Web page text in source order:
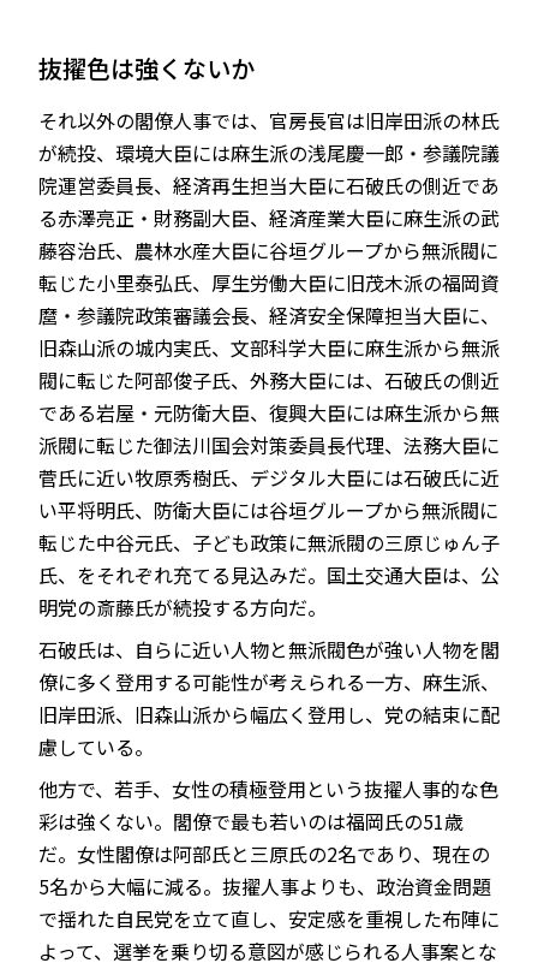
抜擢色は強くないか
それ以外の閣僚人事では、官房長官は旧岸田派の林氏
が続投、環境大臣には麻生派の浅尾慶一郎・参議院議
院運営委員長、経済再生担当大臣に石破氏の側近であ
る赤澤亮正・財務副大臣、経済産業大臣に麻生派の武
藤容治氏、農林水産大臣に谷垣グループから無派閥に
転じた小里泰弘氏、厚生労働大臣に旧茂木派の福岡資
麿・参議院政策審議会長、経済安全保障担当大臣に、
旧森山派の城内実氏、文部科学大臣に麻生派から無派
閥に転じた阿部俊子氏、外務大臣には、石破氏の側近
である岩屋・元防衛大臣、復興大臣には麻生派から無
派閥に転じた御法川国会対策委員長代理、法務大臣に
菅氏に近い牧原秀樹氏、デジタル大臣には石破氏に近
い平将明氏、防衛大臣には谷垣グループから無派閥に
転じた中谷元氏、子ども政策に無派閥の三原じゅん子
氏、をそれぞれ充てる見込みだ。国土交通大臣は、公
明党の斎藤氏が続投する方向だ。
石破氏は、自らに近い人物と無派閥色が強い人物を閣
僚に多く登用する可能性が考えられる一方、麻生派、
旧岸田派、旧森山派から幅広く登用し、党の結束に配
慮している。
他方で、若手、女性の積極登用という抜擢人事的な色
彩は強くない。閣僚で最も若いのは福岡氏の51歳
だ。女性閣僚は阿部氏と三原氏の2名であり、現在の
5名から大幅に減る。抜擢人事よりも、政治資金問題
で揺れた自民党を立て直し、安定感を重視した布陣に
よって、選挙を乗り切る意図が感じられる人事案とな